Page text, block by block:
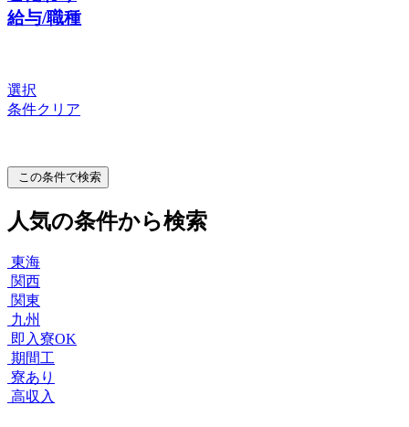
給与/職種
選択
条件クリア
この条件で検索
人気の条件から検索
東海
関西
関東
九州
即入寮OK
期間工
寮あり
高収入